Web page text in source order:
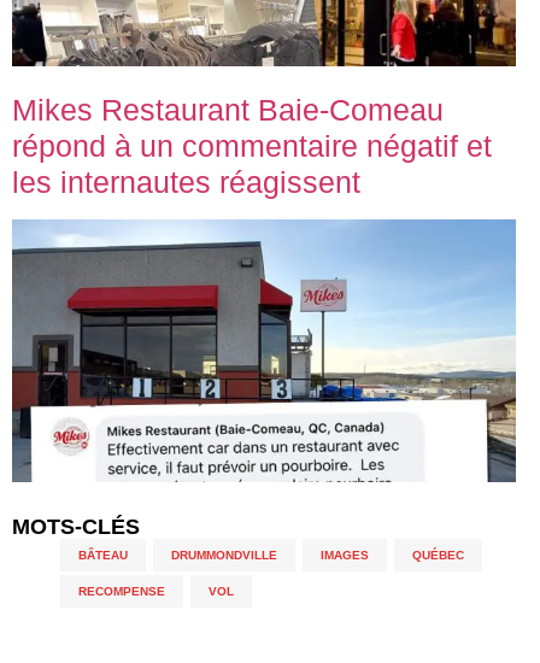
Mikes Restaurant Baie-Comeau
répond à un commentaire négatif et
les internautes réagissent
MOTS-CLÉS
BÂTEAU DRUMMONDVILLE IMAGES QUÉBEC
RECOMPENSE VOL